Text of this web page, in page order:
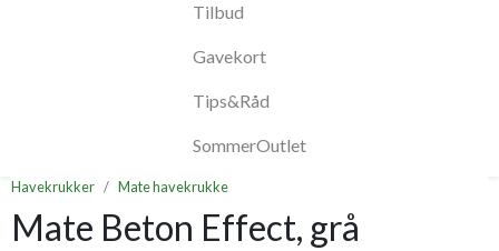
Tilbud
Gavekort
Tips&Råd
SommerOutlet
Havekrukker Mate havekrukke
Mate Beton Effect, grå